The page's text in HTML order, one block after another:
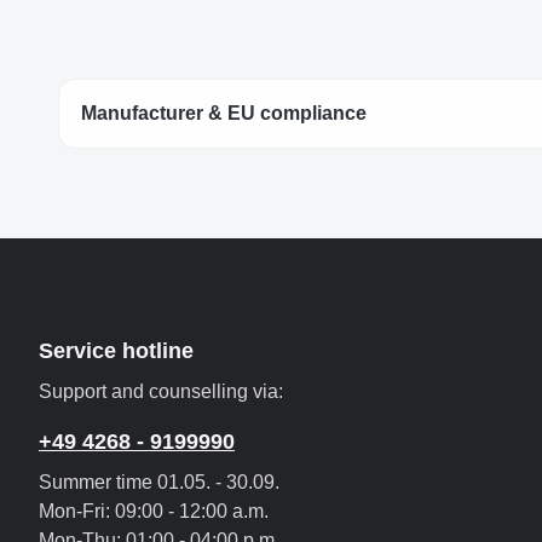
Manufacturer & EU compliance
Service hotline
Support and counselling via:
+49 4268 - 9199990
Summer time 01.05. - 30.09.
Mon-Fri: 09:00 - 12:00 a.m.